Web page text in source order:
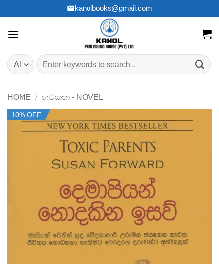
to
content
kanolbooks@gmail.com
Search
for:
HOME / නවකතා - NOVEL
10% OFF